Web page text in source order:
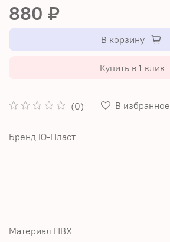
(0) В избранное
880 ₽
В корзину
Купить в 1 клик
Бренд Ю-Пласт
Материал ПВХ